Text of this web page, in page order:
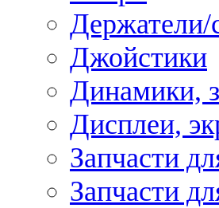
Держатели/
Джойстики
Динамики,
Дисплеи,
Запчасти
Запчасти